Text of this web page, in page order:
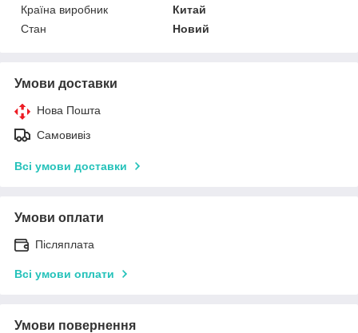
Країна виробник
Китай
Стан
Новий
Умови доставки
Нова Пошта
Самовивіз
Всі умови доставки
Умови оплати
Післяплата
Всі умови оплати
Умови повернення